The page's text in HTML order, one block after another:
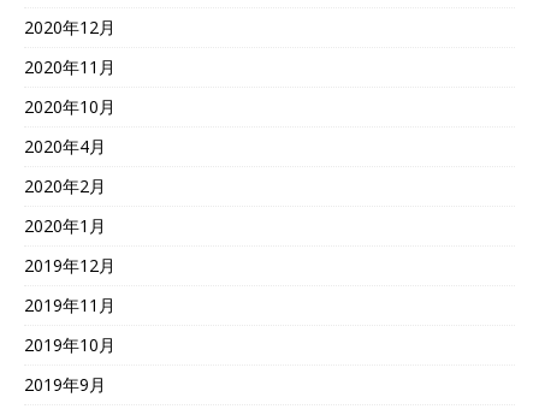
2020年12月
2020年11月
2020年10月
2020年4月
2020年2月
2020年1月
2019年12月
2019年11月
2019年10月
2019年9月